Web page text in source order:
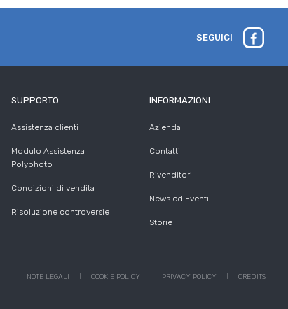
SEGUICI
SUPPORTO
Assistenza clienti
Modulo Assistenza
Polyphoto
Condizioni di vendita
Risoluzione controversie
INFORMAZIONI
Azienda
Contatti
Rivenditori
News ed Eventi
Storie
NOTE LEGALI COOKIE POLICY PRIVACY POLICY CREDITS